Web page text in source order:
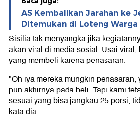
AS Kembalikan Jarahan ke
Ditemukan di Loteng Warga
Sisilia tak menyangka jika
akan viral di media sosial. Usai viral,
yang membeli karena penasaran.
"Oh iya mereka mungkin penasaran,
pun akhirnya pada beli. Tapi kami
sesuai yang bisa jangkau 25 porsi,
kata dia.